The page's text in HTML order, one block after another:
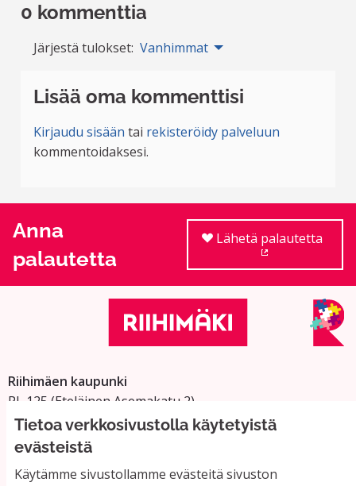
Tietoa verkkosivustolla käytetyistä
evästeistä
Käytämme sivustollamme evästeitä sivuston
0 kommenttia
Järjestä tulokset: Vanhimmat
Lisää oma kommenttisi
Kirjaudu sisään tai rekisteröidy palveluun
kommentoidaksesi.
Anna
palautetta
Lähetä palautetta
Riihimäen kaupunki
PL 125 (Eteläinen Asemakatu 2)
11101 Riihimäki
Vaihde: 019 758 4000
Sähköpostiosoitteet: